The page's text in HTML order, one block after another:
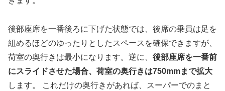
後部座席を一番後ろに下げた状態では、後席の乗員は足を
組めるほどのゆったりとしたスペースを確保できますが、
荷室の奥行きは最小になります。逆に、 後部座席を一番前
にスライドさせた場合、荷室の奥行きは750mmまで拡大
します。 これだけの奥行きがあれば、スーパーでのまと